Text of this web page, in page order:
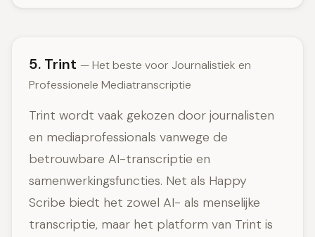
5. Trint — Het beste voor Journalistiek en
Professionele Mediatranscriptie
Trint wordt vaak gekozen door journalisten
en mediaprofessionals vanwege de
betrouwbare AI-transcriptie en
samenwerkingsfuncties. Net als Happy
Scribe biedt het zowel AI- als menselijke
transcriptie, maar het platform van Trint is